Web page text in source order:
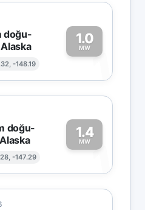
doğu-
-148.19
1.0
MW1
doğu-
-147.29
1.4
MW1